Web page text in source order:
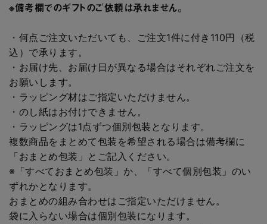
※備考欄でのギフトのご依頼は承れません。
・何点ご注文いただいても、ご注文1件に付き110円（税
込）で承ります。
・お届け先、お届け日が異なる場合はそれぞれご注文を
お願いします。
・ラッピング材はご指定いただけません。
・のし紙はお付けできません。
・ラッピングは1点ずつ個別包装となります。
複数商品をまとめて包装を希望される場合は備考欄に
「おまとめ包装」とご記入ください。
※「すべておまとめ包装」か、「すべて個別包装」のい
ずれかとなります。
おまとめの組み合わせはご指定いただけません。
袋に入らない場合は個別包装になります。